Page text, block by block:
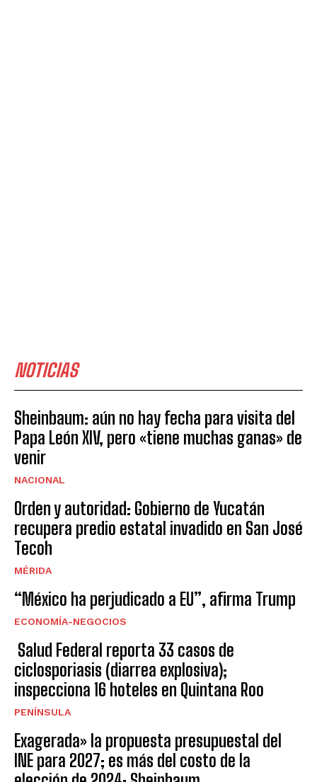
NOTICIAS
Sheinbaum: aún no hay fecha para visita del
Papa León XIV, pero «tiene muchas ganas» de
venir
NACIONAL
Orden y autoridad: Gobierno de Yucatán
recupera predio estatal invadido en San José
Tecoh
MÉRIDA
“México ha perjudicado a EU”, afirma Trump
ECONOMÍA-NEGOCIOS
Salud Federal reporta 33 casos de
ciclosporiasis (diarrea explosiva);
inspecciona 16 hoteles en Quintana Roo
PENÍNSULA
Exagerada» la propuesta presupuestal del
INE para 2027; es más del costo de la